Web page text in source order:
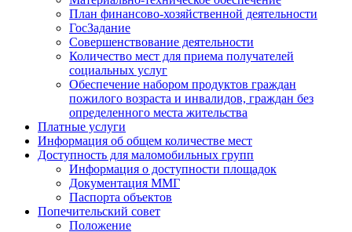
План финансово-хозяйственной деятельности
ГосЗадание
Совершенствование деятельности
Количество мест для приема получателей
социальных услуг
Обеспечение набором продуктов граждан
пожилого возраста и инвалидов, граждан без
определенного места жительства
Платные услуги
Информация об общем количестве мест
Доступность для маломобильных групп
Информация о доступности площадок
Документация ММГ
Паспорта объектов
Попечительский совет
Положение